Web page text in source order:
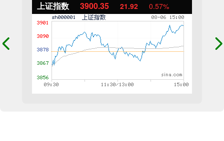
上证指数 3900.35 21.92 0.57%